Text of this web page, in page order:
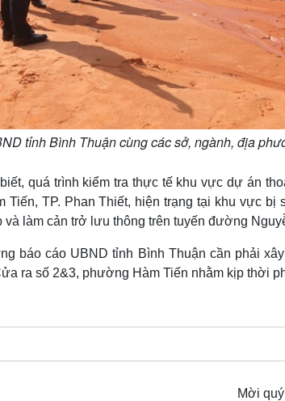
tỉnh Bình Thuận cùng các sở, ngành, địa
quá trình kiểm tra thực tế khu vực dự án
Tiến, TP. Phan Thiết, hiện trạng tại khu vực
và làm cản trở lưu thông trên tuyến đường
báo cáo UBND tỉnh Bình Thuận cần phải
ra số 2&3, phường Hàm Tiến nhằm kịp thời
Mời